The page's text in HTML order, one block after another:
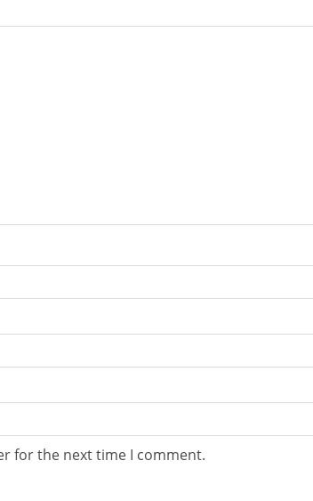
for the next time I comment.